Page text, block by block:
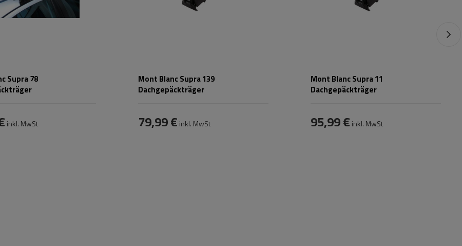
Supra 78
inkl. MwSt
Mont Blanc Supra 139
Dachgepäckträger
79,99 € inkl. MwSt
Mont Blanc Supra 11
Dachgepäckträger
95,99 € inkl. MwSt